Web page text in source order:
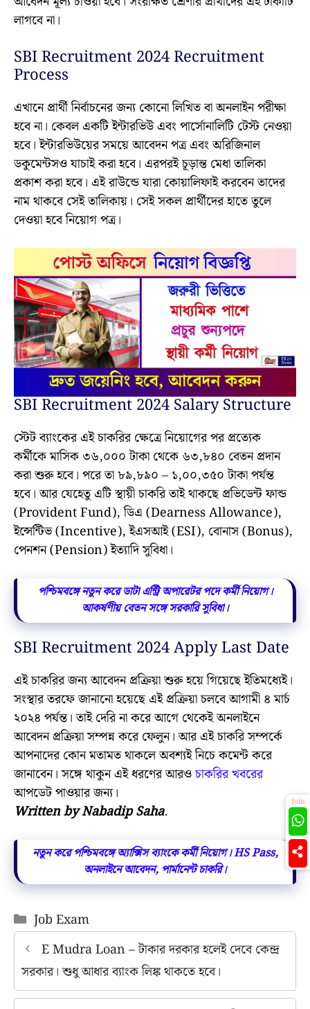
লাগবে না।
SBI Recruitment 2024 Recruitment
Process
এখানে প্রার্থী নির্বাচনের জন্য কোনো লিখিত বা অনলাইন পরীক্ষা
হবে না। কেবল একটি ইন্টারভিউ এবং পার্সোনালিটি টেস্ট নেওয়া
হবে। ইন্টারভিউয়ের সময়ে আবেদন পত্র এবং অরিজিনাল
ডকুমেন্টসও যাচাই করা হবে। এরপরই চূড়ান্ত মেধা তালিকা
প্রকাশ করা হবে। এই রাউন্ডে যারা কোয়ালিফাই করবেন তাদের
নাম থাকবে সেই তালিকায়। সেই সকল প্রার্থীদের হাতে তুলে
দেওয়া হবে নিয়োগ পত্র।
SBI Recruitment 2024 Salary Structure
স্টেট ব্যাংকের এই চাকরির ক্ষেত্রে নিয়োগের পর প্রত্যেক
কর্মীকে মাসিক ৩৬,০০০ টাকা থেকে ৬৩,৮৪০ বেতন প্রদান
করা শুরু হবে। পরে তা ৮৯,৮৯০ – ১,০০,৩৫০ টাকা পর্যন্ত
হবে। আর যেহেতু এটি স্থায়ী চাকরি তাই থাকছে প্রভিডেন্ট ফান্ড
(Provident Fund), ডিএ (Dearness Allowance),
ইন্সেন্টিভ (Incentive), ইএসআই (ESI), বোনাস (Bonus),
পেনশন (Pension) ইত্যাদি সুবিধা।
পশ্চিমবঙ্গে নতুন করে ডাটা এন্ট্রি অপারেটর পদে কর্মী নিয়োগ।
আকর্ষণীয় বেতন সঙ্গে সরকারি সুবিধা।
SBI Recruitment 2024 Apply Last Date
এই চাকরির জন্য আবেদন প্রক্রিয়া শুরু হয়ে গিয়েছে ইতিমধ্যেই।
সংস্থার তরফে জানানো হয়েছে এই প্রক্রিয়া চলবে আগামী ৪ মার্চ
২০২৪ পর্যন্ত। তাই দেরি না করে আগে থেকেই অনলাইনে
আবেদন প্রক্রিয়া সম্পন্ন করে ফেলুন। আর এই চাকরি সম্পর্কে
আপনাদের কোন মতামত থাকলে অবশ্যই নিচে কমেন্ট করে
জানাবেন। সঙ্গে থাকুন এই ধরণের আরওচাকরির খবরের
আপডেট পাওয়ার জন্য।
Written by Nabadip Saha.
নতুন করে পশ্চিমবঙ্গে অ্যাক্সিস ব্যাংকে কর্মী নিয়োগ। HS Pass,
অনলাইনে আবেদন, পার্মানেন্ট চাকরি।
Categories
Job Exam
E Mudra Loan – টাকার দরকার হলেই দেবে কেন্দ্র
সরকার। শুধু আধার ব্যাংক লিঙ্ক থাকতে হবে।
Join